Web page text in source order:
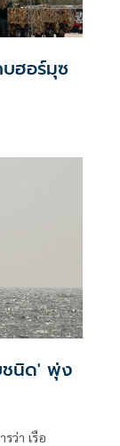
ฮอร์มุซ
ชนิด' พุ่ง
ว่า เรือ